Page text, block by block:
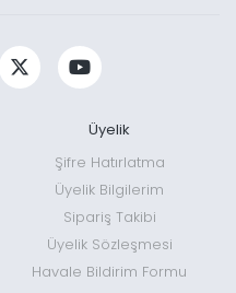
Üyelik
Şifre Hatırlatma
Üyelik Bilgilerim
Sipariş Takibi
Üyelik Sözleşmesi
Havale Bildirim Formu